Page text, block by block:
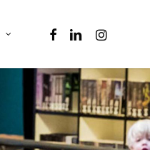
facebooklinkedininstagram